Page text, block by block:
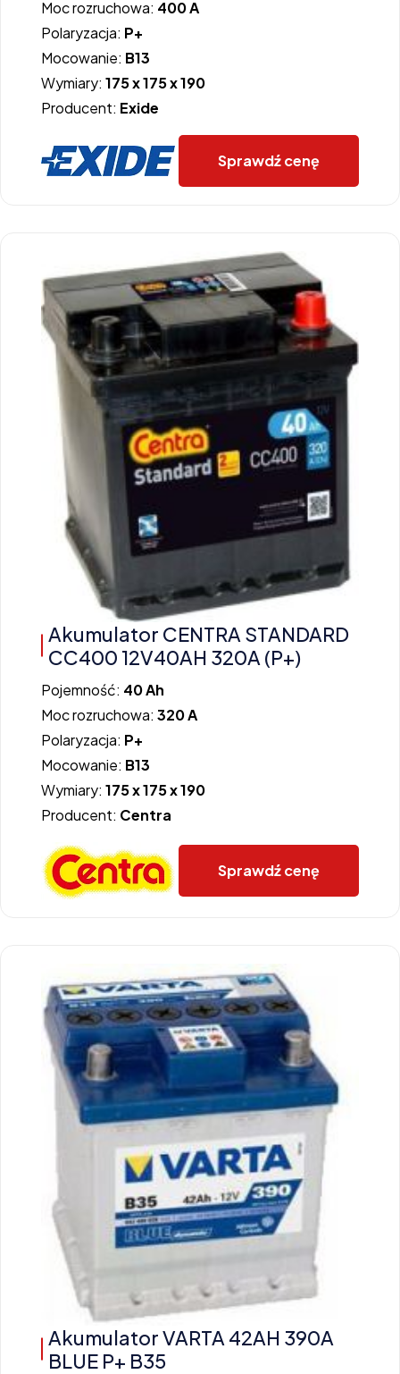
Moc rozruchowa: 400 A
Polaryzacja: P+
Mocowanie: B13
Wymiary: 175 x 175 x 190
Producent: Exide
Sprawdź cenę
Akumulator CENTRA STANDARD
CC400 12V40AH 320A (P+)
Pojemność: 40 Ah
Moc rozruchowa: 320 A
Polaryzacja: P+
Mocowanie: B13
Wymiary: 175 x 175 x 190
Producent: Centra
Sprawdź cenę
Akumulator VARTA 42AH 390A
BLUE P+ B35